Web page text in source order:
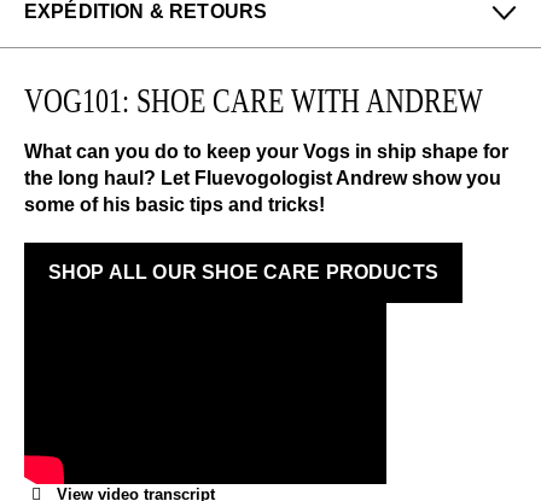
EXPÉDITION & RETOURS
commandes aux États-Unis.
chaussures à plein prix qui n'ont pas été portées
dans les 14 jours suivant leur achat.
EN SAVOIR PLUS
VOG101: SHOE CARE WITH ANDREW
What can you do to keep your Vogs in ship shape for
the long haul? Let Fluevogologist Andrew show you
some of his basic tips and tricks!
SHOP ALL OUR SHOE CARE PRODUCTS
View video transcript